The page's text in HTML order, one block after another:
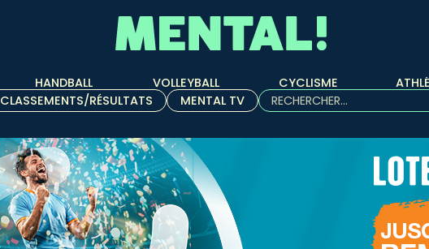
HANDBALL VOLLEYBALL CYCLISME
CLASSEMENTS/RÉSULTATS
MENTAL TV
Rechercher :